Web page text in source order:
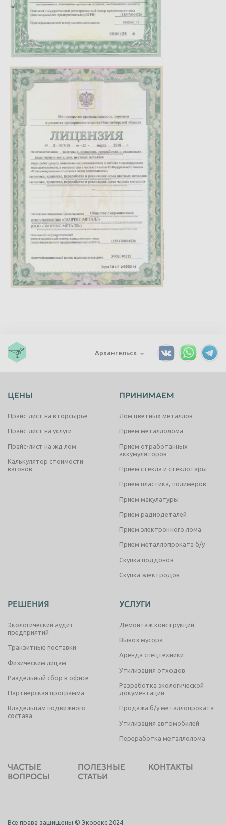
Архангельск
ЦЕНЫ
Прайс-лист на вторсырье
Прайс-лист на услуги
Прайс-лист на жд лом
Калькулятор стоимости
вагонов
ПРИНИМАЕМ
Лом цветных металлов
Прием металлолома
Прием отработанных
аккумуляторов
Прием стекла и стеклотары
Прием пластика, полимеров
Прием макулатуры
Прием радиодеталей
Прием электронного лома
Прием металлопроката б/у
Скупка поддонов
Скупка электродов
РЕШЕНИЯ
Экологический аудит
предприятий
Транзитные поставки
Физическим лицам
Раздельный сбор в офисе
Партнерская программа
Владельцам подвижного
состава
УСЛУГИ
Демонтаж конструкций
Вывоз мусора
Аренда спецтехники
Утилизация отходов
Разработка экологической
документации
Продажа б/у металлопроката
Утилизация автомобилей
Переработка металлолома
ЧАСТЫЕ
ВОПРОСЫ
ПОЛЕЗНЫЕ
СТАТЬИ
КОНТАКТЫ
Все права защищены © Экорекс 2024.